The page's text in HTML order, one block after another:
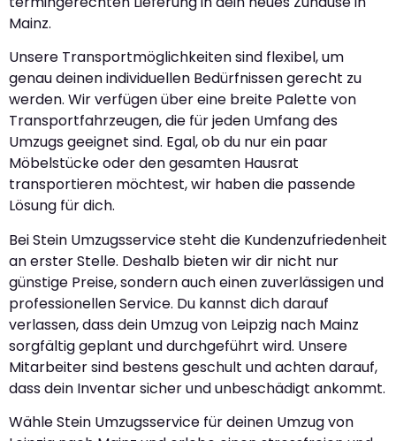
Mainz.
Unsere Transportmöglichkeiten sind flexibel, um
genau deinen individuellen Bedürfnissen gerecht zu
werden. Wir verfügen über eine breite Palette von
Transportfahrzeugen, die für jeden Umfang des
Umzugs geeignet sind. Egal, ob du nur ein paar
Möbelstücke oder den gesamten Hausrat
transportieren möchtest, wir haben die passende
Lösung für dich.
Bei Stein Umzugsservice steht die Kundenzufriedenheit
an erster Stelle. Deshalb bieten wir dir nicht nur
günstige Preise, sondern auch einen zuverlässigen und
professionellen Service. Du kannst dich darauf
verlassen, dass dein Umzug von Leipzig nach Mainz
sorgfältig geplant und durchgeführt wird. Unsere
Mitarbeiter sind bestens geschult und achten darauf,
dass dein Inventar sicher und unbeschädigt ankommt.
Wähle Stein Umzugsservice für deinen Umzug von